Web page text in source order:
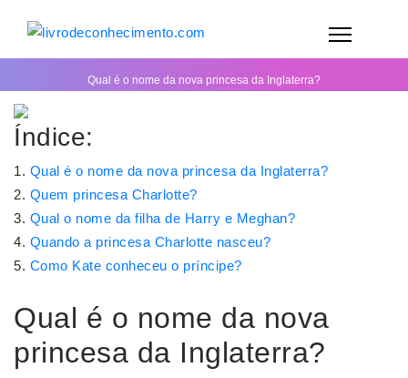
Qual é o nome da nova princesa da Inglaterra?
Índice:
Qual é o nome da nova princesa da Inglaterra?
Quem princesa Charlotte?
Qual o nome da filha de Harry e Meghan?
Quando a princesa Charlotte nasceu?
Como Kate conheceu o príncipe?
Qual é o nome da nova
princesa da Inglaterra?